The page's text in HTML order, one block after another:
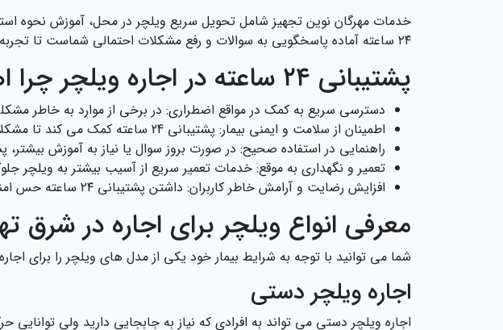
خدمات مهرگان نوین تجهیز شامل تحویل سریع ویلچر در محل، آموزش نحوه
۲۴ ساعته آماده پاسخگویی به سوالات و رفع مشکلات احتمالی شماست تا تجربه‌ ای بدون استرس و راحتی را تجربه کنید.
پشتیبانی ۲۴ ساعته در اجاره ویلچر چرا اهمیت دارد؟
دسترسی سریع به کمک در مواقع اضطراری: در برخی از موارد به خاطر
اطمینان از سلامت و ایمنی بیمار: پشتیبانی 24 ساعته کمک می کند تا مشکلات احتمالی ویلچر در مدت زمان کوتاهی برطرف شوند.
راهنمایی در استفاده صحیح: در صورت بروز سوال یا نیاز به آموزش
تعمیر و نگهداری به موقع: خدمات تعمیر سریع از آسیب بیشتر به ویلچر
افزایش رضایت و آرامش خاطر کاربران: داشتن پشتیبانی ۲۴ ساعته حس امنیت و اطمینان بیشتری به بیمار و اطرافیانش می‌ دهد.
معرفی انواع ویلچر برای اجاره در شرق
شما می توانید با توجه به شرایط بیمار خود یکی از مدل های ویلچر را برای
اجاره ویلچر دستی
اجاره ویلچر دستی می تواند به افرادی که نیاز به جابجایی دارید ولی